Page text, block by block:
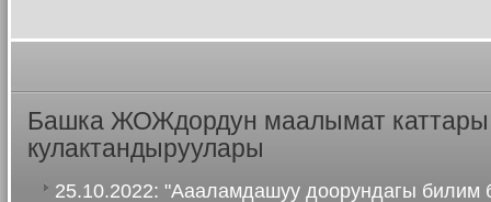
Башка ЖОЖдордун маалымат
кулактандыруулары
25.10.2022: "Аааламдашуу доорундагы билим